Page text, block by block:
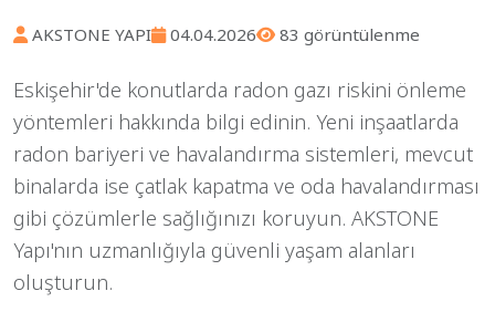
AKSTONE YAPI 04.04.2026 83 görüntülenme
Eskişehir'de konutlarda radon gazı riskini önleme
yöntemleri hakkında bilgi edinin. Yeni inşaatlarda
radon bariyeri ve havalandırma sistemleri, mevcut
binalarda ise çatlak kapatma ve oda havalandırması
gibi çözümlerle sağlığınızı koruyun. AKSTONE
Yapı'nın uzmanlığıyla güvenli yaşam alanları
oluşturun.